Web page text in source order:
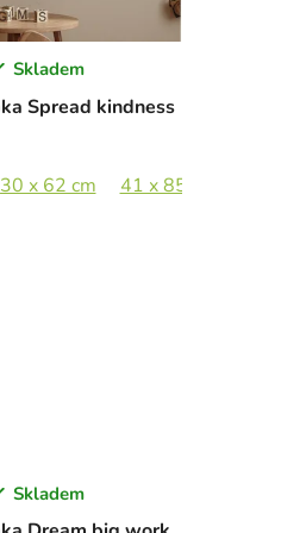
Spread kindness
Skladem
30 x 62 cm 41 x 85 cm
Skladem